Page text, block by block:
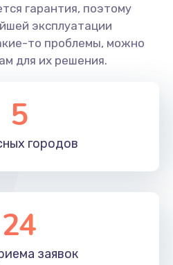
диска
руб.
руб.
вебкамеры
USB порта
гарантия, поэтому
эксплуатации
то проблемы, можно
для их решения.
5
городов
24
заявок